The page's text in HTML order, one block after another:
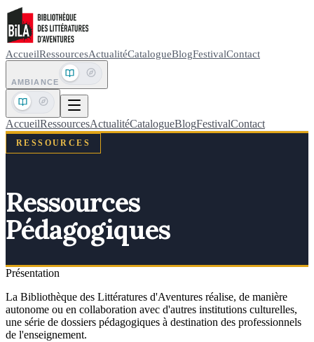
AccueilRessourcesActualitéCatalogueBlogFestivalContact
AMBIANCE
AccueilRessourcesActualitéCatalogueBlogFestivalContact
RESSOURCES
Ressources
Pédagogiques
Présentation
La Bibliothèque des Littératures d'Aventures réalise, de manière
autonome ou en collaboration avec d'autres institutions culturelles,
une série de dossiers pédagogiques à destination des professionnels
de l'enseignement.